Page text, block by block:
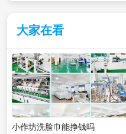
大家在看
小作坊洗脸巾能挣钱吗